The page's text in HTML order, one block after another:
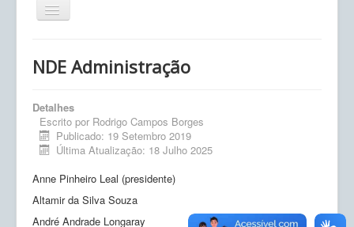
Alternar
Navegação
Contato
Ensino
Pesquisa
Extensão
NDE Administração
Detalhes
Escrito por Rodrigo Campos Borges
Publicado: 19 Setembro 2019
Última Atualização: 18 Julho 2025
Anne Pinheiro Leal (presidente)
Altamir da Silva Souza
André Andrade Longaray